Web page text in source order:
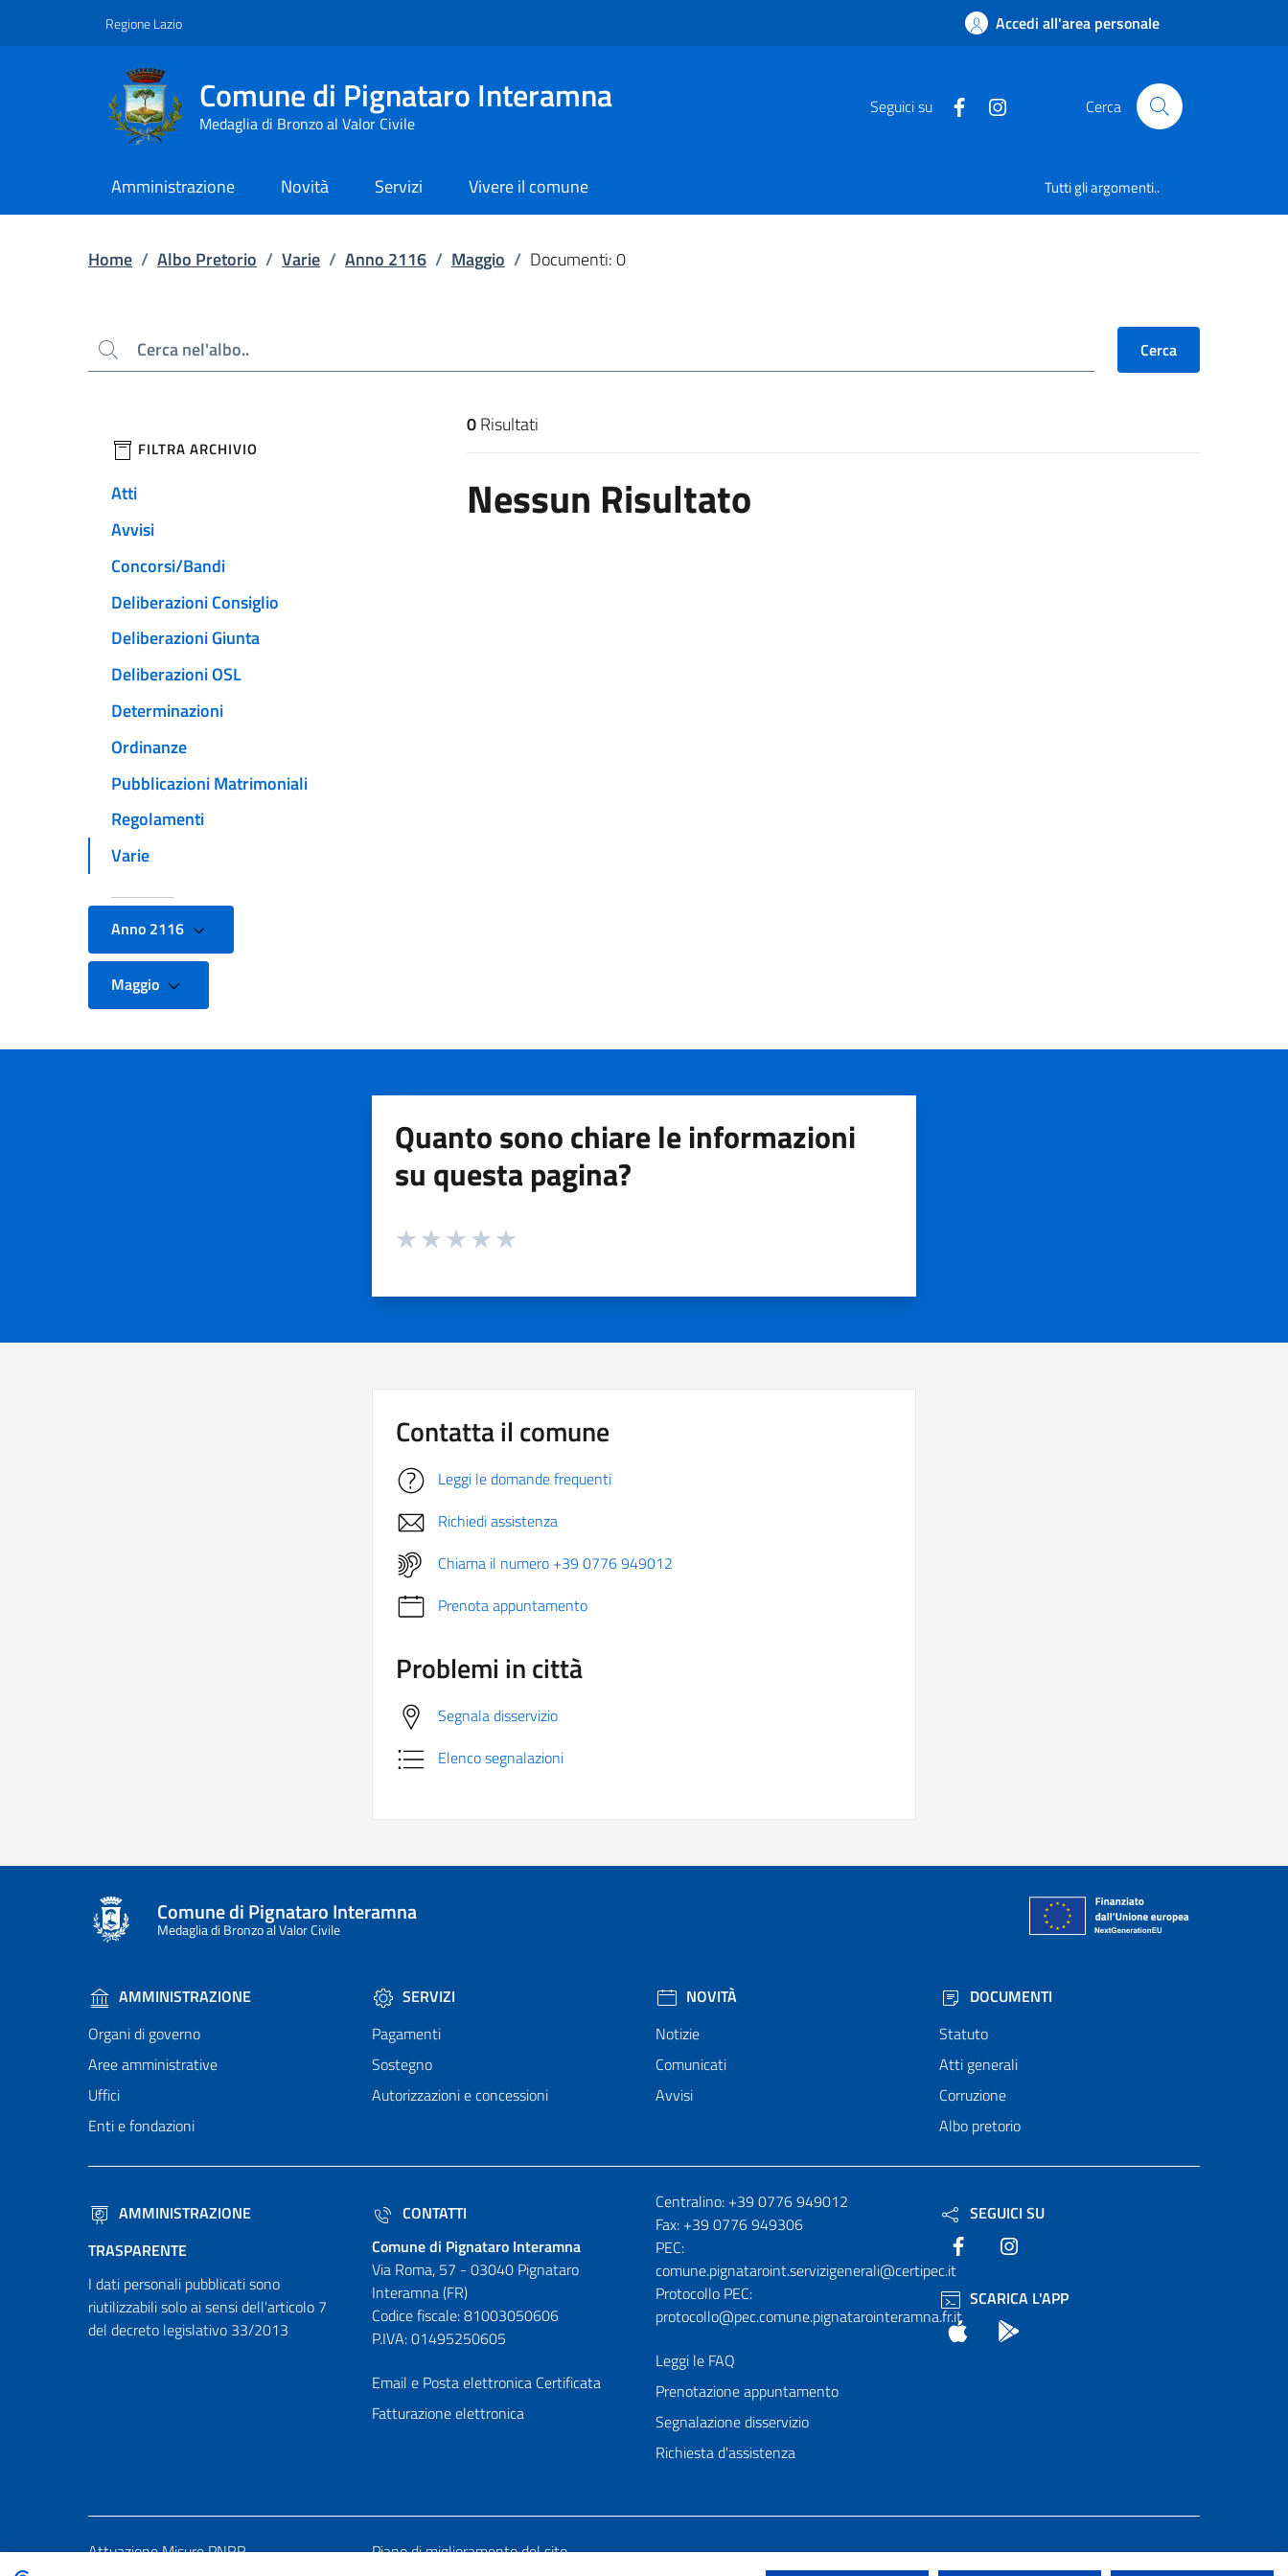
Regione Lazio Accedi all'area personale
Comune di Pignataro Interamna
Medaglia di Bronzo al Valor Civile
Seguici su Cerca
Amministrazione Novità Servizi Vivere il comune Tutti gli argomenti..
Home / Albo Pretorio / Varie / Anno 2116 / Maggio / Documenti: 0
Cerca Cerca
filtri da applicare
FILTRA ARCHIVIO
Atti
Avvisi
Concorsi/Bandi
Deliberazioni Consiglio
Deliberazioni Giunta
Deliberazioni OSL
Determinazioni
Ordinanze
Pubblicazioni Matrimoniali
Regolamenti
Varie
Anno 2116
Maggio
Risultati di ricerca
0Risultati
Nessun Risultato
Quanto sono chiare le informazioni
su questa pagina?
Valuta da 1 a 5 stelle la pagina
Contatta il comune
Leggi le domande frequenti
Richiedi assistenza
Chiama il numero +39 0776 949012
Prenota appuntamento
Problemi in città
Segnala disservizio
Elenco segnalazioni
Comune di Pignataro Interamna
Medaglia di Bronzo al Valor Civile
AMMINISTRAZIONE
Organi di governo
Aree amministrative
Uffici
Enti e fondazioni
SERVIZI
Pagamenti
Sostegno
Autorizzazioni e concessioni
NOVITÀ
Notizie
Comunicati
Avvisi
DOCUMENTI
Statuto
Atti generali
Corruzione
Albo pretorio
AMMINISTRAZIONE
TRASPARENTE
I dati personali pubblicati sono
riutilizzabili solo ai sensi dell'articolo 7
del decreto legislativo 33/2013
CONTATTI
Comune di Pignataro Interamna
Via Roma, 57 - 03040 Pignataro
Interamna (FR)
Codice fiscale: 81003050606
P.IVA: 01495250605
Email e Posta elettronica Certificata
Fatturazione elettronica
Numeri utili
Centralino: +39 0776 949012
Fax: +39 0776 949306
PEC:
comune.pignataroint.servizigenerali@certipec.it
Protocollo PEC:
protocollo@pec.comune.pignatarointeramna.fr.it
Leggi le FAQ
Prenotazione appuntamento
Segnalazione disservizio
Richiesta d'assistenza
SEGUICI SU
Facebook
SCARICA L'APP
App Store
Attuazione Misure PNRR Piano di miglioramento del sito